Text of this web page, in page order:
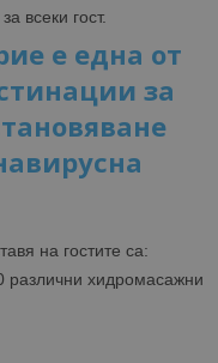
всеки гост.
е една от
за
на гостите са:
различни хидромасажни